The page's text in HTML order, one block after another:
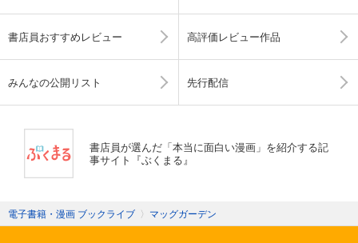
書店員おすすめレビュー 高評価レビュー作品
みんなの公開リスト 先行配信
書店員が選んだ「本当に面白い漫画」を紹介する記
事サイト『ぶくまる』
電子書籍・漫画 ブックライブ 〉 マッグガーデン